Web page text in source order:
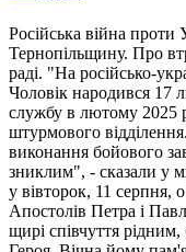
Російська війна
Тернопільщину. Про
раді. "На російсько-
Чоловік народився 17
службу в лютому 2025
штурмового
виконання бойового
зниклим", - сказали у
у вівторок, 11 серпня,
Апостолів Петра і
щирі співчуття